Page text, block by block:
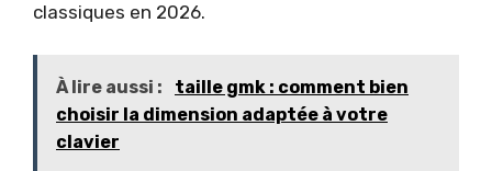
classiques en 2026.
À lire aussi :
taille gmk : comment bien
choisir la dimension adaptée à votre
clavier